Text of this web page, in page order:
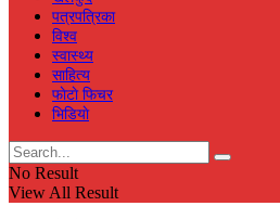
पत्रपत्रिका
विश्व
स्वास्थ्य
साहित्य
फाेटाे फिचर
भिडियाे
No Result
View All Result